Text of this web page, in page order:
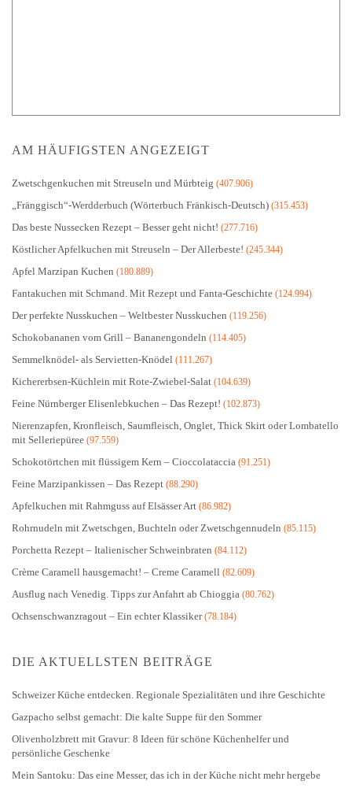
AM HÄUFIGSTEN ANGEZEIGT
Zwetschgenkuchen mit Streuseln und Mürbteig (407.906)
„Fränggisch“-Werdderbuch (Wörterbuch Fränkisch-Deutsch) (315.453)
Das beste Nussecken Rezept – Besser geht nicht! (277.716)
Köstlicher Apfelkuchen mit Streuseln – Der Allerbeste! (245.344)
Apfel Marzipan Kuchen (180.889)
Fantakuchen mit Schmand. Mit Rezept und Fanta-Geschichte (124.994)
Der perfekte Nusskuchen – Weltbester Nusskuchen (119.256)
Schokobananen vom Grill – Bananengondeln (114.405)
Semmelknödel- als Servietten-Knödel (111.267)
Kichererbsen-Küchlein mit Rote-Zwiebel-Salat (104.639)
Feine Nürnberger Elisenlebkuchen – Das Rezept! (102.873)
Nierenzapfen, Kronfleisch, Saumfleisch, Onglet, Thick Skirt oder Lombatello
mit Selleriepüree (97.559)
Schokotörtchen mit flüssigem Kern – Cioccolataccia (91.251)
Feine Marzipankissen – Das Rezept (88.290)
Apfelkuchen mit Rahmguss auf Elsässer Art (86.982)
Rohrnudeln mit Zwetschgen, Buchteln oder Zwetschgennudeln (85.115)
Porchetta Rezept – Italienischer Schweinbraten (84.112)
Crème Caramell hausgemacht! – Creme Caramell (82.609)
Ausflug nach Venedig. Tipps zur Anfahrt ab Chioggia (80.762)
Ochsenschwanzragout – Ein echter Klassiker(78.184)
DIE AKTUELLSTEN BEITRÄGE
Schweizer Küche entdecken. Regionale Spezialitäten und ihre Geschichte
Gazpacho selbst gemacht: Die kalte Suppe für den Sommer
Olivenholzbrett mit Gravur: 8 Ideen für schöne Küchenhelfer und
persönliche Geschenke
Mein Santoku: Das eine Messer, das ich in der Küche nicht mehr hergebe